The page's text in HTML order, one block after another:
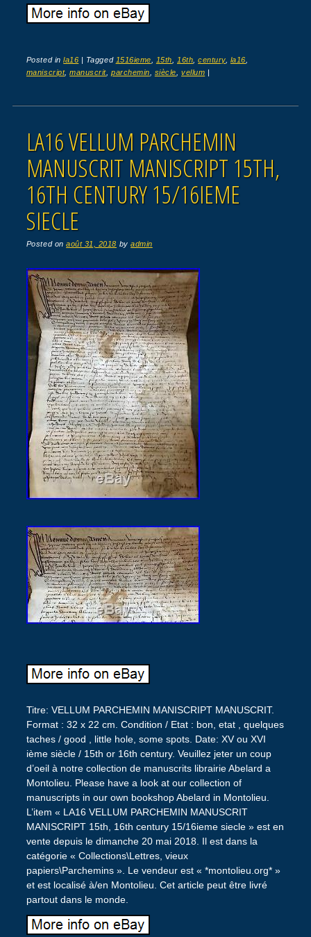
Posted inla16 | Tagged 1516ieme 15th 16th ,century, la16
maniscript,manuscrit,parchemin siècle ,vellum |
LA16 VELLUM PARCHEMIN
MANUSCRIT MANISCRIPT 15TH,
16TH CENTURY 15/16IEME
SIECLE
Posted onaoût 31, 2018 byadmin
Titre: VELLUM PARCHEMIN MANISCRIPT MANUSCRIT.
Format : 32 x 22 cm. Condition / Etat : bon, etat , quelques
taches / good , little hole, some spots. Date: XV ou XVI
ième siècle / 15th or 16th century. Veuillez jeter un coup
d’oeil à notre collection de manuscrits librairie Abelard a
Montolieu. Please have a look at our collection of
manuscripts in our own bookshop Abelard in Montolieu.
L’item « LA16 VELLUM PARCHEMIN MANUSCRIT
MANISCRIPT 15th, 16th century 15/16ieme siecle » est en
vente depuis le dimanche 20 mai 2018. Il est dans la
catégorie « Collections\Lettres, vieux
papiers\Parchemins ». Le vendeur est « *montolieu.org* »
et est localisé à/en Montolieu. Cet article peut être livré
partout dans le monde.